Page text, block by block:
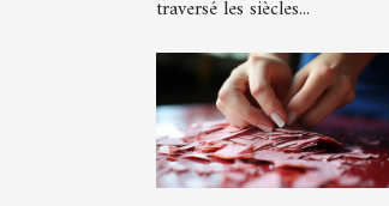
traversé les siècles...